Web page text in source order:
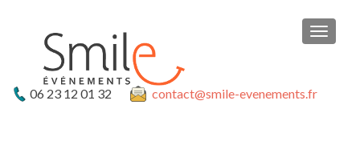
06 23 12 01 32 contact@smile-evenements.fr